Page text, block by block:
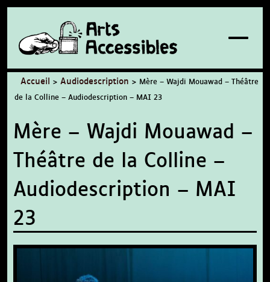
À propos / Contact
Accueil > Audiodescription > Mère – Wajdi Mouawad – Théâtre
de la Colline – Audiodescription – MAI 23
Mère – Wajdi Mouawad –
Théâtre de la Colline –
Audiodescription – MAI
23